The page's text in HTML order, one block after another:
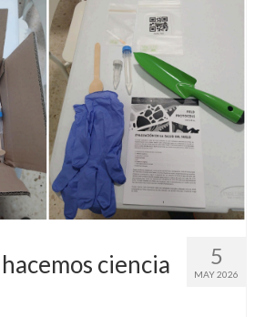
5
MAY 2026
ciencia